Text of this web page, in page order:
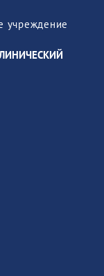
учреждение